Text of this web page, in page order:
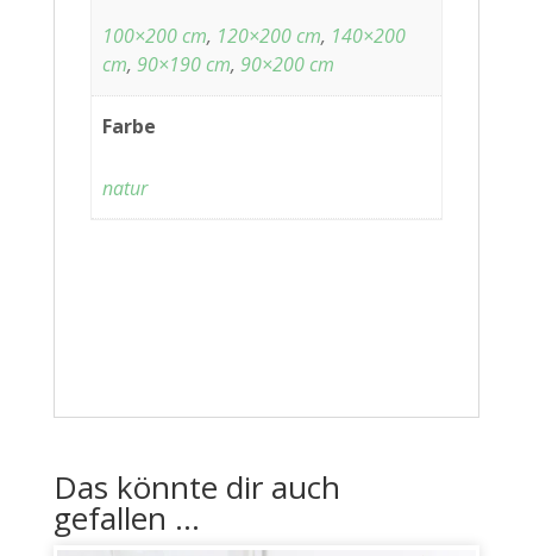
100×200 cm, 120×200 cm, 140×200
cm,90×190 cm,90×200 cm
Farbe
natur
Das könnte dir auch
gefallen …